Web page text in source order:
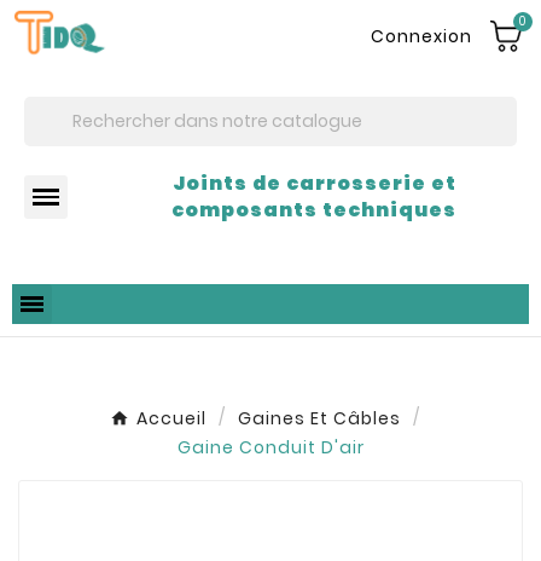
Connexion
0
Joints de carrosserie et
composants techniques
Accueil
Gaines Et Câbles
Gaine Conduit D'air